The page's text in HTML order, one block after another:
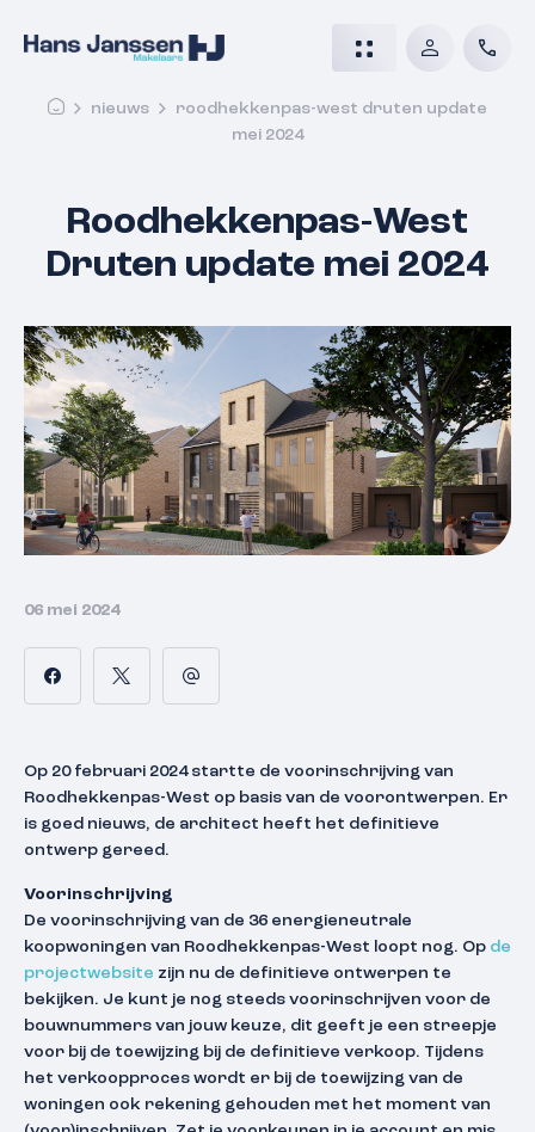
nieuws
roodhekkenpas-west druten update
mei 2024
Roodhekkenpas-West
Druten update mei 2024
06 mei 2024
Op 20 februari 2024 startte de voorinschrijving van
Roodhekkenpas-West op basis van de voorontwerpen. Er
is goed nieuws, de architect heeft het definitieve
ontwerp gereed.
Voorinschrijving
De voorinschrijving van de 36 energieneutrale
koopwoningen van Roodhekkenpas-West loopt nog. Op de
projectwebsite zijn nu de definitieve ontwerpen te
bekijken. Je kunt je nog steeds voorinschrijven voor de
bouwnummers van jouw keuze, dit geeft je een streepje
voor bij de toewijzing bij de definitieve verkoop. Tijdens
het verkoopproces wordt er bij de toewijzing van de
woningen ook rekening gehouden met het moment van